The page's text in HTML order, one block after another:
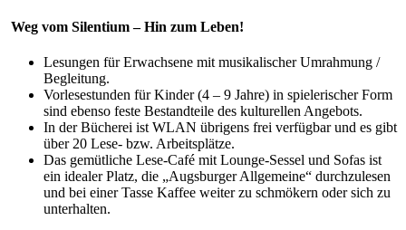
Weg vom Silentium – Hin zum Leben!
Lesungen für Erwachsene mit musikalischer Umrahmung /
Begleitung.
Vorlesestunden für Kinder (4 – 9 Jahre) in spielerischer Form
sind ebenso feste Bestandteile des kulturellen Angebots.
In der Bücherei ist WLAN übrigens frei verfügbar und es gibt
über 20 Lese- bzw. Arbeitsplätze.
Das gemütliche Lese-Café mit Lounge-Sessel und Sofas ist
ein idealer Platz, die „Augsburger Allgemeine“ durchzulesen
und bei einer Tasse Kaffee weiter zu schmökern oder sich zu
unterhalten.